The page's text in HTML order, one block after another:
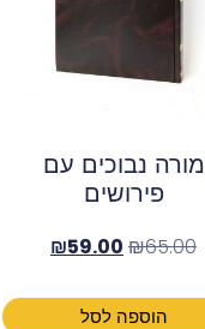
מורה נבוכים עם
פירושים
₪65.00
₪59.00
הוספה לסל